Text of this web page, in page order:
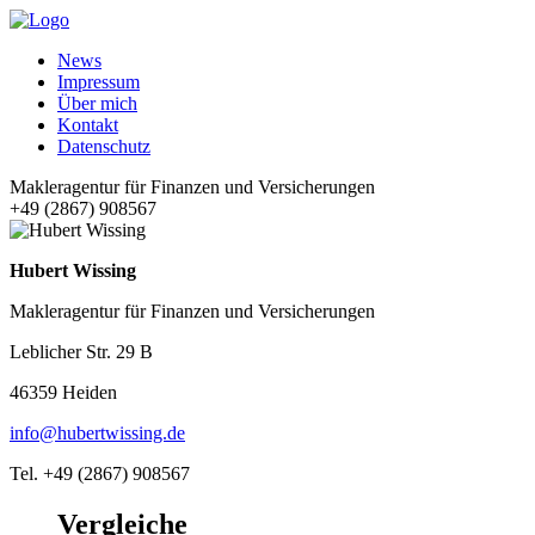
News
Impressum
Über mich
Kontakt
Datenschutz
Makleragentur für Finanzen und Versicherungen
+49 (2867) 908567
Hubert Wissing
Makleragentur für Finanzen und Versicherungen
Leblicher Str. 29 B
46359 Heiden
info@hubertwissing.de
Tel. +49 (2867) 908567
Vergleiche